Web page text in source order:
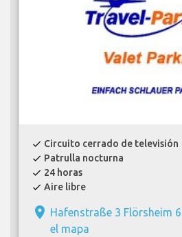
check Circuito cerrado de televisión
check Patrulla nocturna
check 24 horas
check Aire libre
place Hafenstraße 3 Flörsheim
el mapa